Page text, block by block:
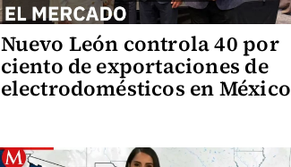
Nuevo León controla 40 por
ciento de exportaciones de
electrodomésticos en México